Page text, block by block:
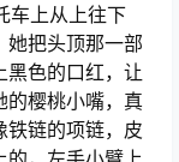
车上从上往下
她把头顶那一部
黑色的口红，让
的樱桃小嘴，真
铁链的项链，皮